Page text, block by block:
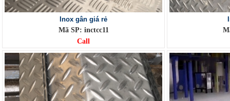
Inox gân giá rẻ
Mã SP: inctcc11
Call